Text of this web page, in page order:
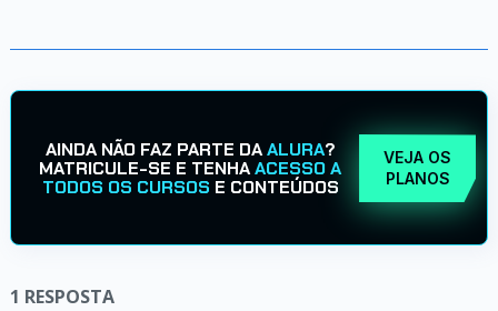
AINDA NÃO FAZ PARTE DAALURA?
MATRICULE-SE E TENHAACESSO A
TODOS OS CURSOS E CONTEÚDOS
VEJA OS
PLANOS
1 RESPOSTA